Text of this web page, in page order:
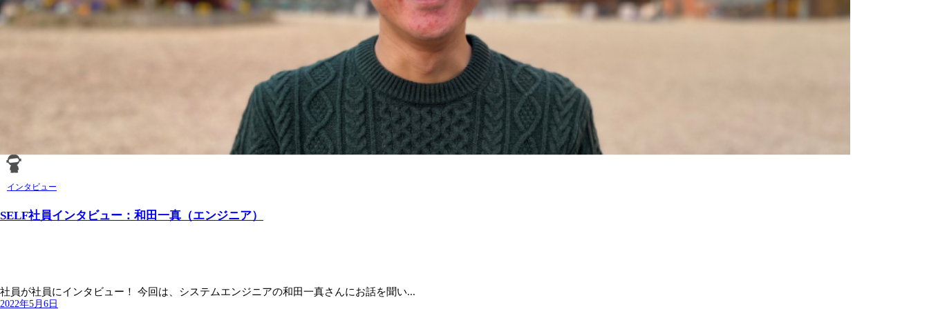
インタビュー
SELF社員インタビュー：和田一真（エンジニア）
社員が社員にインタビュー！ 今回は、システムエンジニアの和田一真さんにお話を聞い...
2022年5月6日